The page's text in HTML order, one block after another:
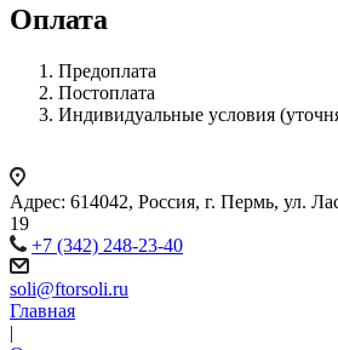
Оплата
Предоплата
Постоплата
Индивидуальные условия
Адрес: 614042, Россия, г. Пермь, ул.
19
+7 (342) 248-23-40
soli@ftorsoli.ru
Главная
|